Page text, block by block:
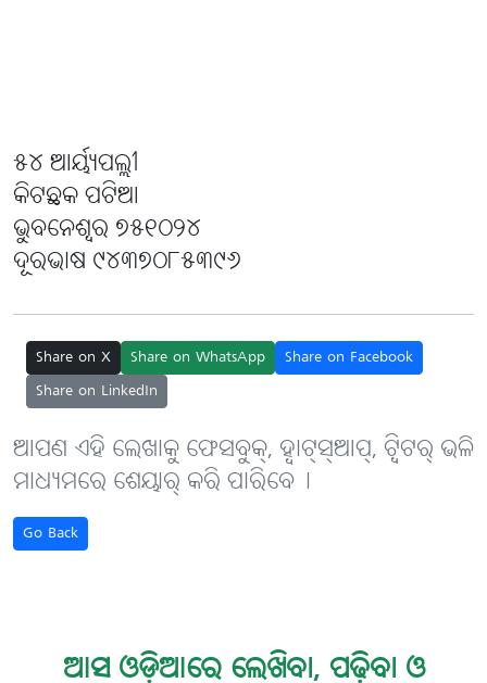
୫୪ ଆର୍ୟ୍ୟପଲ୍ଲୀ
କିଟଛକ ପଟିଆ
ଭୁବନେଶ୍ୱର ୭୫୧୦୨୪
ଦୂରଭାଷ ୯୪୩୭୦୮୫୩୯୬
Share on X Share on WhatsApp
Share on Facebook
Share on LinkedIn
ଆପଣ ଏହି ଲେଖାକୁ ଫେସବୁକ୍, ହ୍ବାଟ୍‌ସ୍‌ଆପ୍, ଟ୍ବିଟର୍ ଭଳି
ମାଧ୍ୟମରେ ଶେୟାର୍ କରି ପାରିବେ୤
Go Back
ଆସ ଓଡ଼ିଆରେ ଲେଖିବା, ପଢ଼ିବା ଓ